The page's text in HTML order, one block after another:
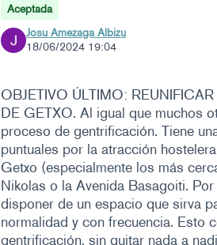
Aceptada
Josu Amezaga Albizu
18/06/2024 19:04
OBJETIVO ÚLTIMO:
DE GETXO. Al igual que muchos
proceso de gentrificación. Tiene
puntuales por la atracción
Getxo (especialmente los más
Nikolas o la Avenida Basagoiti.
disponer de un espacio que sirva
normalidad y con frecuencia. Esto
gentrificación, sin quitar nada a